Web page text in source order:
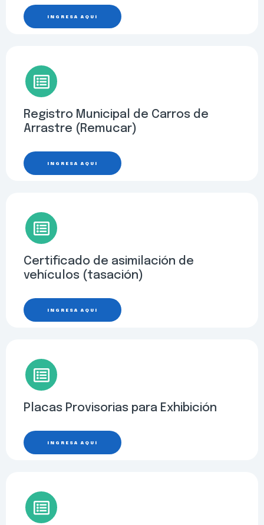
INGRESA AQUÍ
Registro Municipal de Carros de
Arrastre (Remucar)
INGRESA AQUÍ
Certificado de asimilación de
vehículos (tasación)
INGRESA AQUÍ
Placas Provisorias para Exhibición
INGRESA AQUÍ